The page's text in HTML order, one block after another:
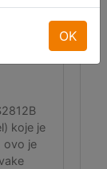
koje je
ovo je
OK